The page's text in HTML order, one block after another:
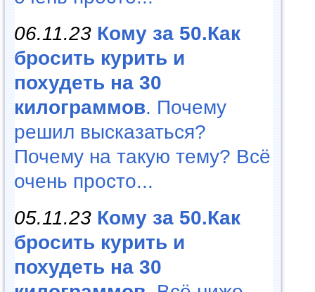
06.11.23 Кому за 50.Как
бросить курить и
похудеть на 30
килограммов. Почему
решил высказаться?
Почему на такую тему? Всё
очень просто...
05.11.23 Кому за 50.Как
бросить курить и
похудеть на 30